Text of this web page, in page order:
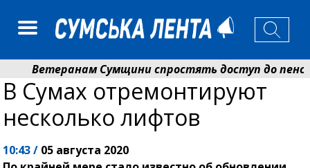
Ветеранам Сумщини спростять доступ до пенсій
Романько розширює програму відпочинку дітей із
В Сумах отремонтируют
несколько лифтов
10:43 / 05 августа 2020